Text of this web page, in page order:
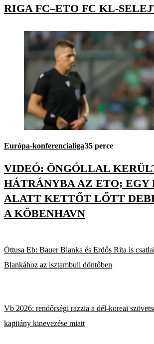
RIGA FC–ETO FC KL-
Európa-konferencialiga35 perce
VIDEÓ: ÖNGÓLLAL
HÁTRÁNYBA AZ ETO; EGY
ALATT KETTŐT LŐTT
A KÖBENHAVN
Öttusa Eb: Bauer Blanka és Erdős Rita is
Blankához az isztambuli döntőben
Vb 2026: rendőrségi razzia a dél-koreai
kapitány kinevezése miatt